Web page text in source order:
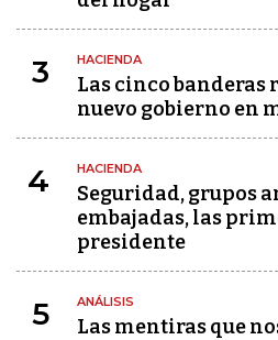
3 HACIENDA
Las cinco banderas
nuevo gobierno en
4 HACIENDA
Seguridad, grupos
embajadas, las
presidente
5 ANÁLISIS
Las mentiras que